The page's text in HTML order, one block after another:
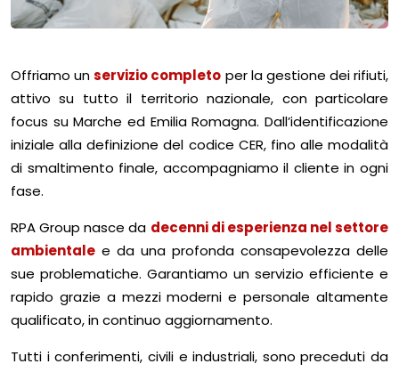
Offriamo unservizio completo per la gestione dei rifiuti,
attivo su tutto il territorio nazionale, con particolare
focus su Marche ed Emilia Romagna. Dall’identificazione
iniziale alla definizione del codice CER, fino alle modalità
di smaltimento finale, accompagniamo il cliente in ogni
fase.
RPA Group nasce da decenni di esperienza nel settore
ambientale e da una profonda consapevolezza delle
sue problematiche. Garantiamo un servizio efficiente e
rapido grazie a mezzi moderni e personale altamente
qualificato, in continuo aggiornamento.
Tutti i conferimenti, civili e industriali, sono preceduti da